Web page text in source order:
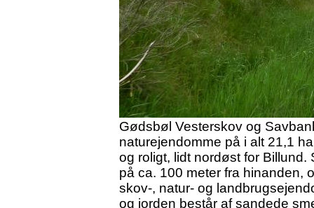
Gødsbøl Vesterskov og
naturejendomme på i alt 21,1
og roligt, lidt nordøst for
på ca. 100 meter fra hinanden,
skov-, natur- og
og jorden består af sandede